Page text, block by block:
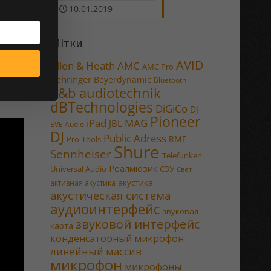
10.01.2019
Мітки
Allen & Heath AMC AMC Pro AVID
Behringer Beyerdynamic Bluetooth
d&b audiotechnik
dBTechnologies DiGiCo DJ
EVE Audio iPad JBL MAG Pioneer
DJ Pro-Tools Public Adress RME
Sennheiser Shure Telefunken
Universal Audio Реалмюзик СЗУ Свет
активная акустика акустика
акустическая система
аудиоинтерфейс звуковая
карта звуковой интерфейс
конденсаторный микрофон
линейный массив
микрофон микрофоны